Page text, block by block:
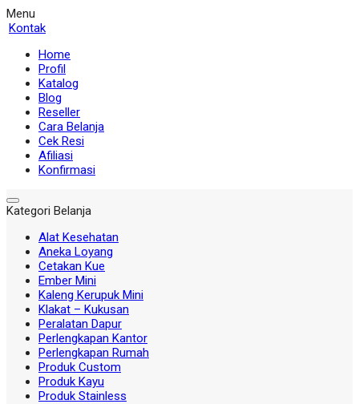
Menu
Kontak
Home
Profil
Katalog
Blog
Reseller
Cara Belanja
Cek Resi
Afiliasi
Konfirmasi
Kategori Belanja
Alat Kesehatan
Aneka Loyang
Cetakan Kue
Ember Mini
Kaleng Kerupuk Mini
Klakat – Kukusan
Peralatan Dapur
Perlengkapan Kantor
Perlengkapan Rumah
Produk Custom
Produk Kayu
Produk Stainless